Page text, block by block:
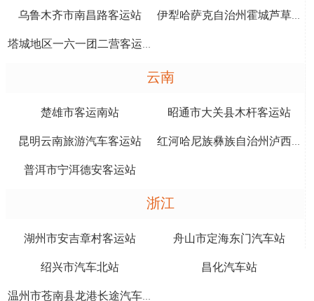
乌鲁木齐市南昌路客运站 伊犁哈萨克自治州霍城芦草沟镇客运站
塔城地区一六一团二营客运站
云南
楚雄市客运南站 昭通市大关县木杆客运站
昆明云南旅游汽车客运站 红河哈尼族彝族自治州泸西午街铺客运站
普洱市宁洱德安客运站
浙江
湖州市安吉章村客运站 舟山市定海东门汽车站
绍兴市汽车北站 昌化汽车站
温州市苍南县龙港长途汽车客运站